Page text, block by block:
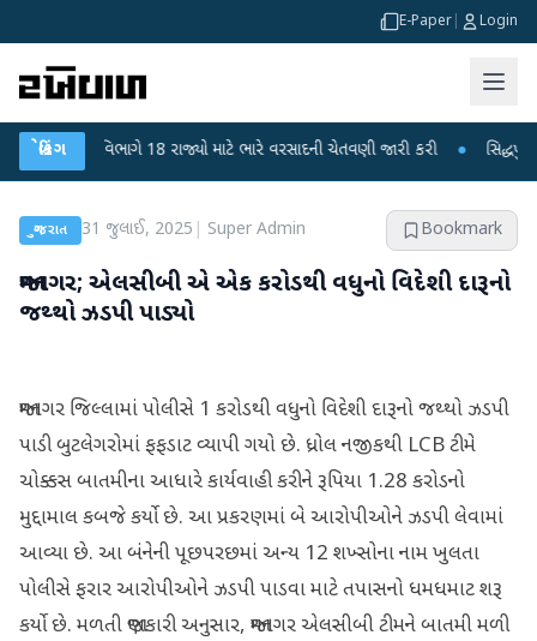
E-Paper Login
બ્રેકિંગ
વિભાગે 18 રાજ્યો માટે ભારે વરસાદની ચેતવણી જારી કરી ● સિદ્ધપુરથી
ગુજરાત 31 જુલાઈ, 2025 Super Admin Bookmark
જામનગર; એલસીબી એ એક કરોડથી વધુનો વિદેશી દારૂનો
જથ્થો ઝડપી પાડ્યો
જામનગર જિલ્લામાં પોલીસે 1 કરોડથી વધુનો વિદેશી દારૂનો જથ્થો ઝડપી
પાડી બુટલેગરોમાં ફફડાટ વ્યાપી ગયો છે. ધ્રોલ નજીકથી LCB ટીમે
ચોક્કસ બાતમીના આધારે કાર્યવાહી કરીને રૂપિયા 1.28 કરોડનો
મુદ્દામાલ કબજે કર્યો છે. આ પ્રકરણમાં બે આરોપીઓને ઝડપી લેવામાં
આવ્યા છે. આ બંનેની પૂછપરછમાં અન્ય 12 શખ્સોના નામ ખુલતા
પોલીસે ફરાર આરોપીઓને ઝડપી પાડવા માટે તપાસનો ધમધમાટ શરૂ
કર્યો છે. મળતી જાણકારી અનુસાર, જામનગર એલસીબી ટીમને બાતમી મળી